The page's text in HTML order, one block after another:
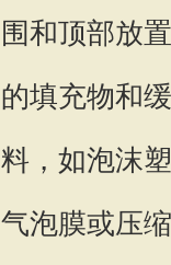
围和顶部放
的填充物和
料，如泡沫塑
气泡膜或压